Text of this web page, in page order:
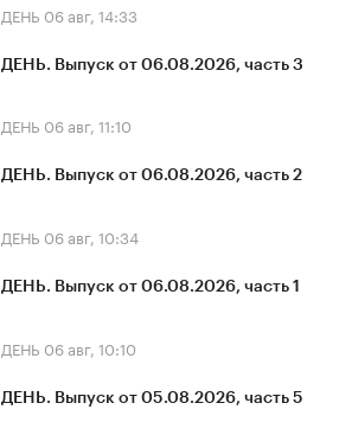
ДЕНЬ 06 авг, 14:33
ДЕНЬ. Выпуск от 06.08.2026, часть 3
ДЕНЬ 06 авг, 11:10
ДЕНЬ. Выпуск от 06.08.2026, часть 2
ДЕНЬ 06 авг, 10:34
ДЕНЬ. Выпуск от 06.08.2026, часть 1
ДЕНЬ 06 авг, 10:10
ДЕНЬ. Выпуск от 05.08.2026, часть 5